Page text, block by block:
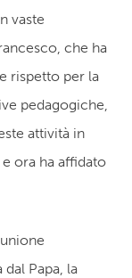
vaste
che ha
rispetto per la
pedagogiche,
attività in
ora ha affidato
Papa, la